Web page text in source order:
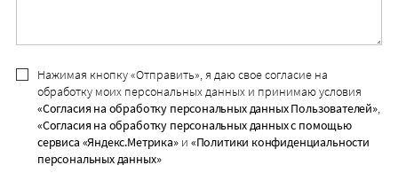
Нажимая кнопку «Отправить», я даю свое согласие на
обработку моих персональных данных и принимаю условия
«Согласия на обработку персональных данных Пользователей»,
«Согласия на обработку персональных данных с помощью
сервиса «Яндекс.Метрика»и «Политики конфиденциальности
персональных данных»